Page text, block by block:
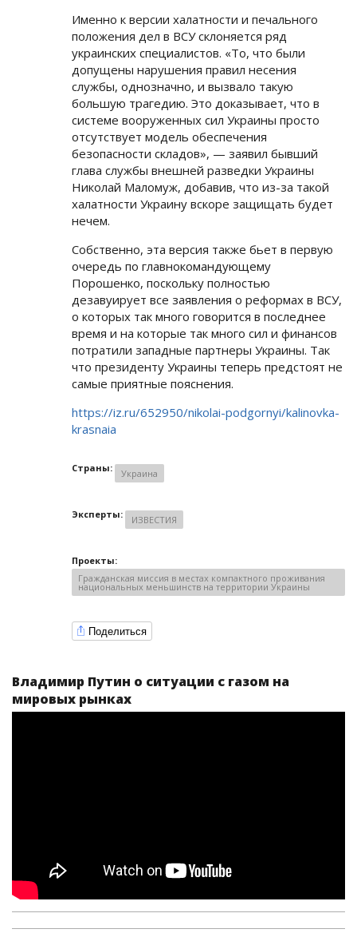
Именно к версии халатности и печального
положения дел в ВСУ склоняется ряд
украинских специалистов. «То, что были
допущены нарушения правил несения
службы, однозначно, и вызвало такую
большую трагедию. Это доказывает, что в
системе вооруженных сил Украины просто
отсутствует модель обеспечения
безопасности складов», — заявил бывший
глава службы внешней разведки Украины
Николай Маломуж, добавив, что из-за такой
халатности Украину вскоре защищать будет
нечем.
Собственно, эта версия также бьет в первую
очередь по главнокомандующему
Порошенко, поскольку полностью
дезавуирует все заявления о реформах в ВСУ,
о которых так много говорится в последнее
время и на которые так много сил и финансов
потратили западные партнеры Украины. Так
что президенту Украины теперь предстоят не
самые приятные пояснения.
https://iz.ru/652950/nikolai-podgornyi/kalinovka-
krasnaia
Страны: Украина
Эксперты: ИЗВЕСТИЯ
Проекты:
Гражданская миссия в местах компактного проживания
национальных меньшинств на территории Украины
Поделиться
Владимир Путин о ситуации с газом на
мировых рынках